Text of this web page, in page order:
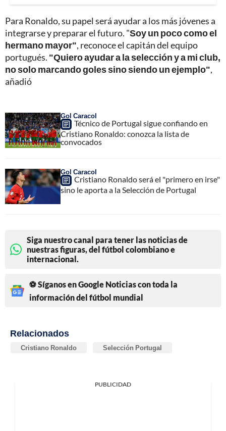
Para Ronaldo, su papel será ayudar a los más jóvenes a
integrarse y preparar el futuro. "Soy un poco como el
hermano mayor", reconoce el capitán del equipo
portugués. "Quiero ayudar a la selección y a mi club,
no solo marcando goles sino siendo un ejemplo",
añadió
Gol Caracol
Técnico de Portugal sigue confiando en
Cristiano Ronaldo: conozca la lista de
convocados
Gol Caracol
Cristiano Ronaldo será el "primero en irse"
sino le aporta a la Selección de Portugal
Siga nuestro canal para tener las noticias de
nuestras figuras, del fútbol colombiano e
internacional.
⚽ Síganos en Google Noticias con toda la
información del fútbol mundial
Relacionados
Cristiano Ronaldo Selección Portugal
PUBLICIDAD